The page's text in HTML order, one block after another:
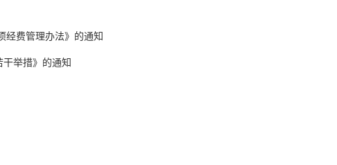
经费管理办法》的通知
举措》的通知